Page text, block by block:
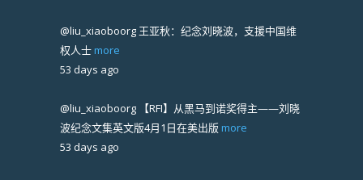
@liu_xiaoboorg 王亚秋：纪念刘晓波，支援中国维
权人士 more
53 days ago
@liu_xiaoboorg 【RFI】从黑马到诺奖得主——刘晓
波纪念文集英文版4月1日在美出版 more
53 days ago